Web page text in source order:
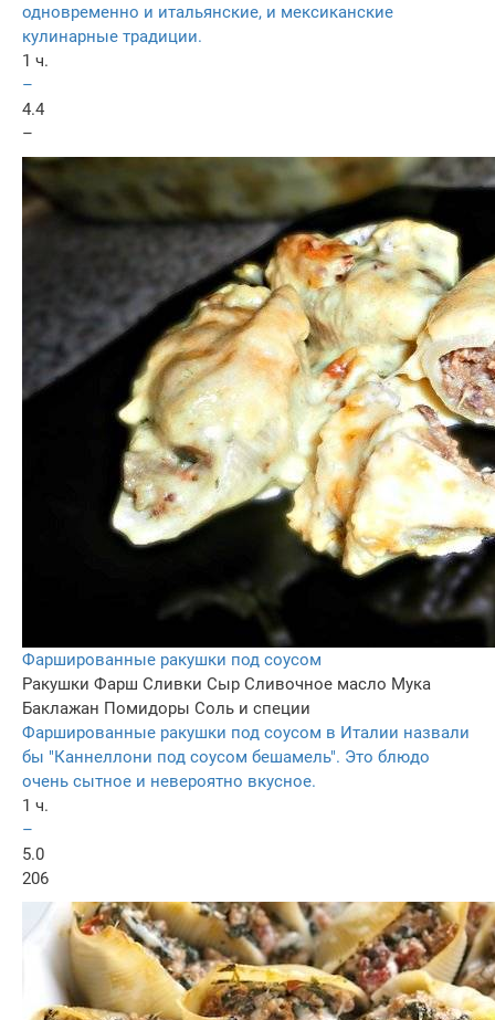
одновременно и итальянские, и мексиканские
кулинарные традиции.
1 ч.
–
4.4
–
Фаршированные ракушки под соусом
Ракушки Фарш Сливки Сыр Сливочное масло Мука
Баклажан Помидоры Соль и специи
Фаршированные ракушки под соусом в Италии назвали
бы "Каннеллони под соусом бешамель". Это блюдо
очень сытное и невероятно вкусное.
1 ч.
–
5.0
206